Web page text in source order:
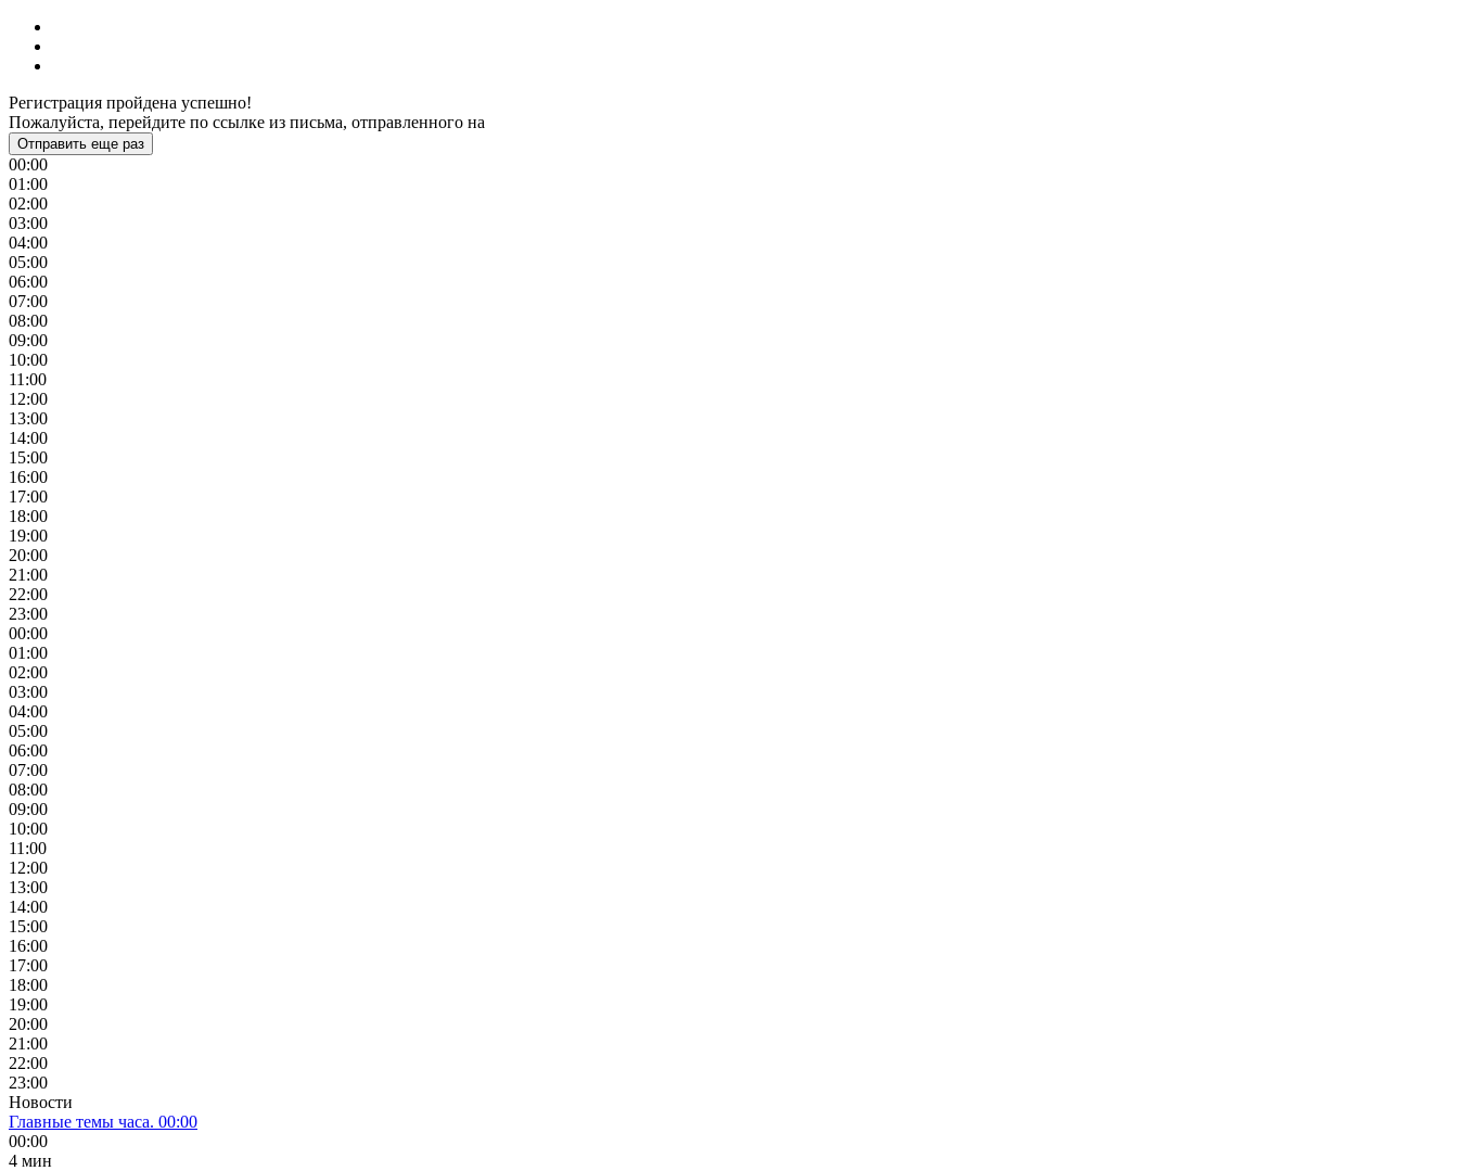
Регистрация пройдена успешно!
Пожалуйста, перейдите по ссылке из письма, отправленного на
Отправить еще раз
00:00
01:00
02:00
03:00
04:00
05:00
06:00
07:00
08:00
09:00
10:00
11:00
12:00
13:00
14:00
15:00
16:00
17:00
18:00
19:00
20:00
21:00
22:00
23:00
00:00
01:00
02:00
03:00
04:00
05:00
06:00
07:00
08:00
09:00
10:00
11:00
12:00
13:00
14:00
15:00
16:00
17:00
18:00
19:00
20:00
21:00
22:00
23:00
Новости
Главные темы часа. 00:00
00:00
4 мин